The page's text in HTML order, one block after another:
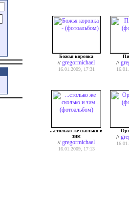
Божья коровка
// gregormichael
16.01.2009, 17:31
//
...столько же сколько и
зим
// gregormichael
16.01.2009, 17:13
//